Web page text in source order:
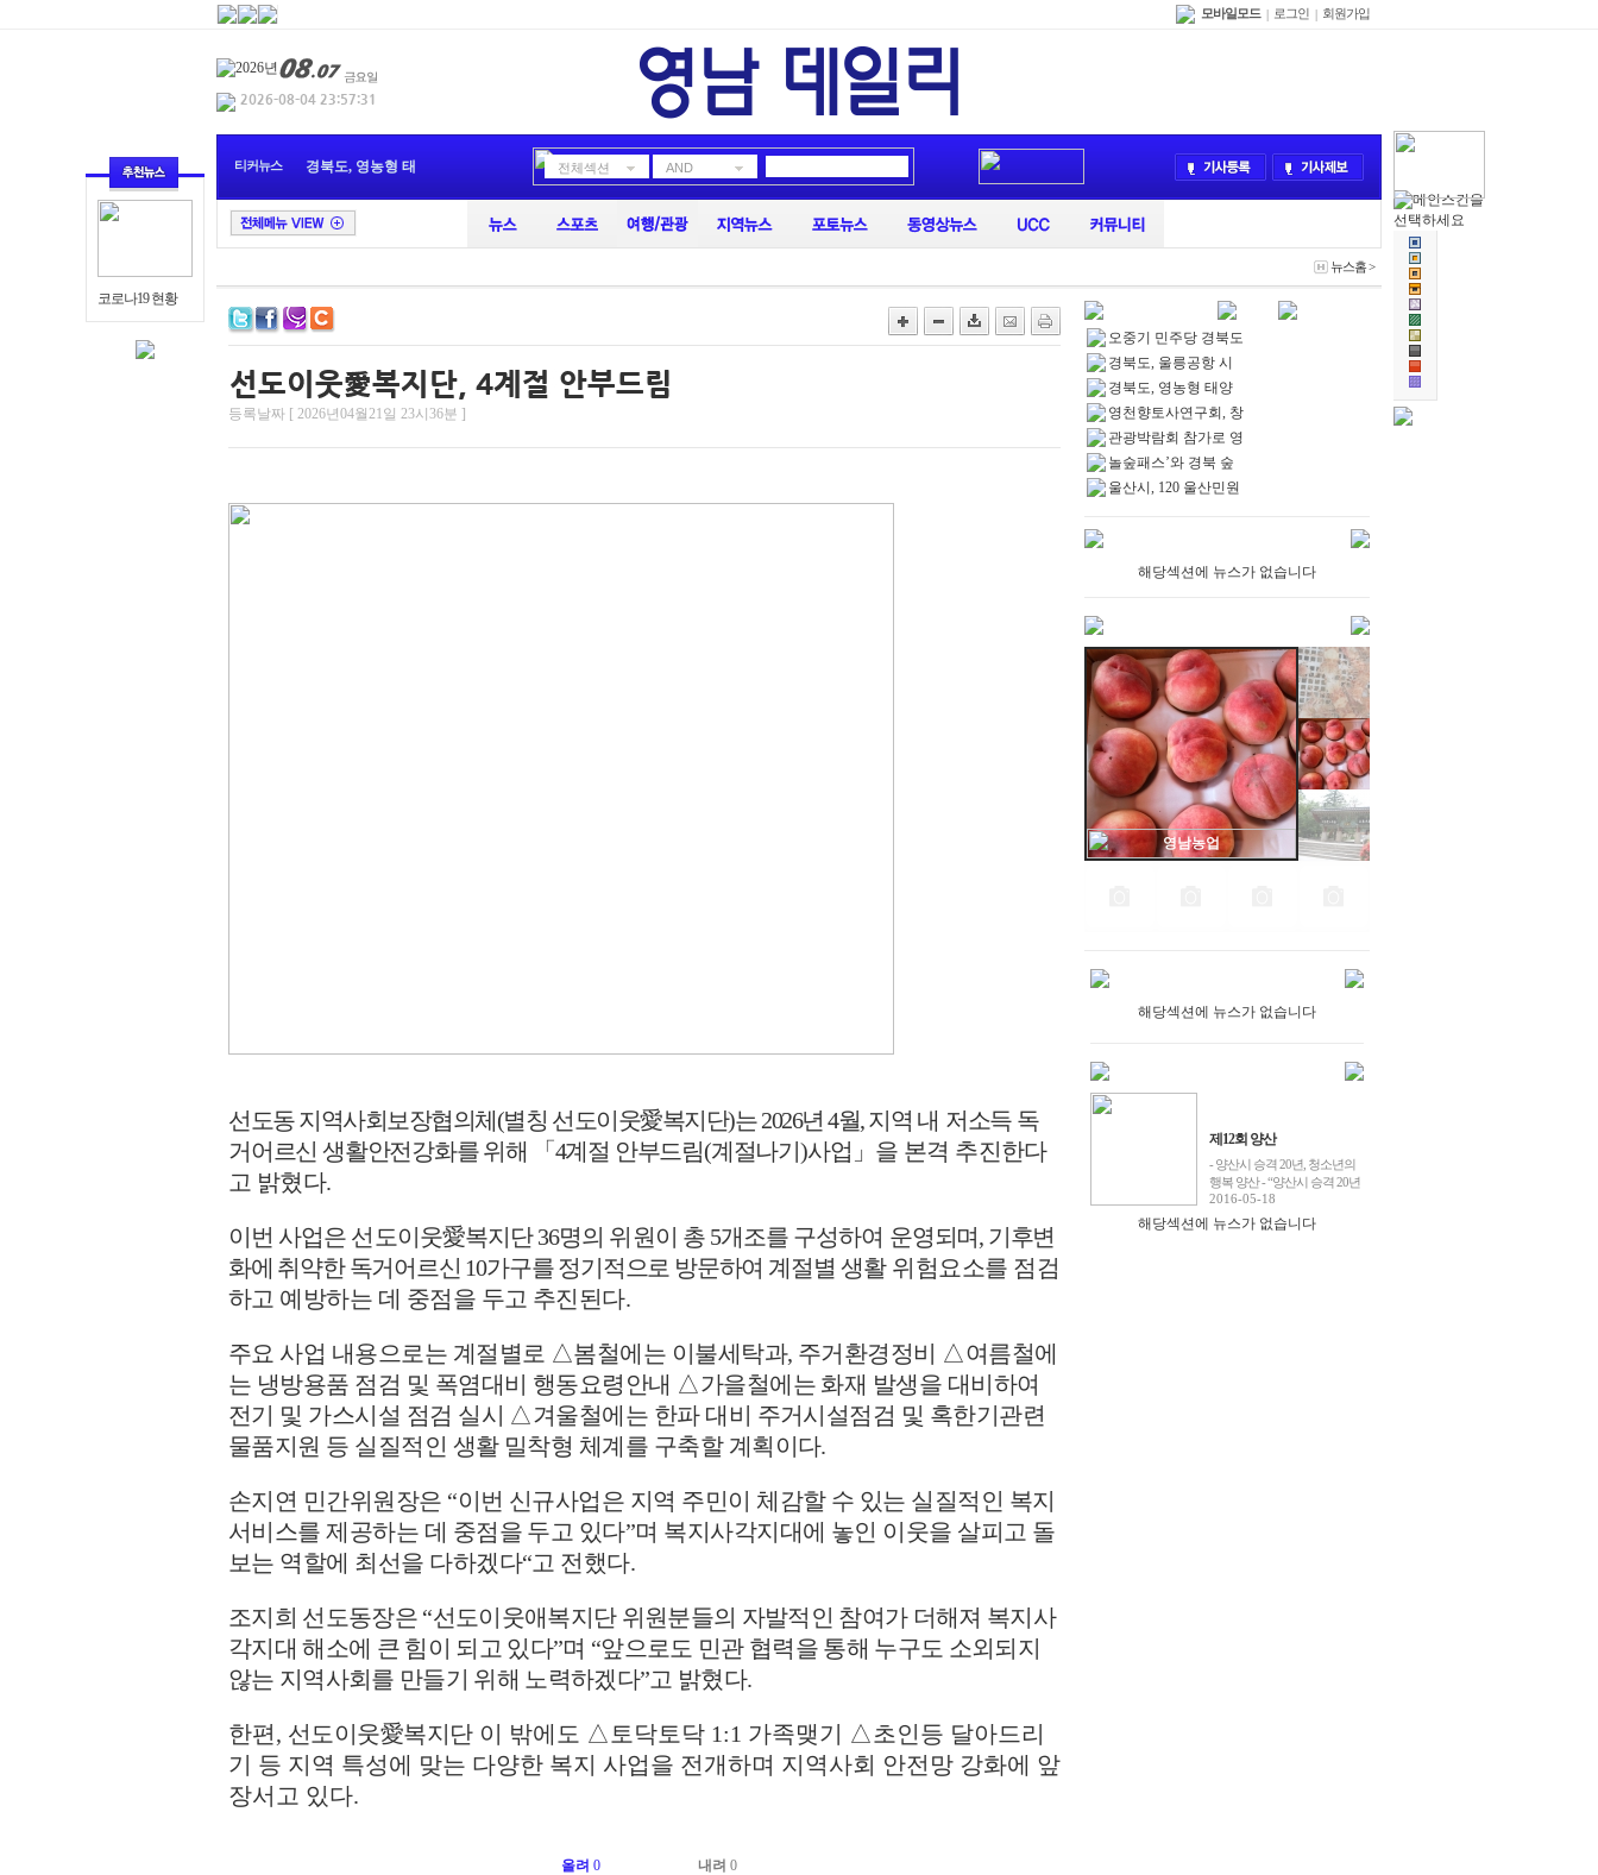
코로나19 현황
모바일모드 로그인 회원가입
티커뉴스
경북도, 영농형 태
관광박람회 참가로
놀숲패스’와 경북
경주시정보화농업
울산시, 2026년 공무
대구관광협회 2026
전체섹션 AND
뉴스홈>
등록날짜 [ 2026년04월21일 23시36분 ]
선도동 지역사회보장협의체 (별칭 선도이웃愛복지단)는2026년4월,지역 내 저소득 독
거어르신 생활안전강화를 위해
「 4계절 안부드림(계절나기)사업 」 을 본격 추진한다
고 밝혔다.
이번 사업은 선도이웃愛복지단36명의 위원이 총 5개조를 구성하여 운영되며, 기후변
화에 취약한 독거어르신 10가구를 정기적으로 방문하여 계절별 생활 위험요소를 점검
하고 예방하는 데 중점을 두고 추진된다.
주요 사업 내용으로는 계절별로 △봄철에는 이불세탁과, 주거환경정비 △여름철에
는 냉방용품 점검 및 폭염대비 행동요령안내 △가을철에는 화재 발생을 대비하여
전기 및 가스시설 점검 실시
△겨울철에는 한파 대비 주거시설점검 및 혹한기관련
물품지원 등 실질적인 생활 밀착형 체계를 구축할 계획이다.
손지연 민간위원장은 “이번 신규사업은 지역 주민이 체감할 수 있는 실질적인 복지
서비스를 제공하는 데 중점을 두고 있다”며 복지사각지대에 놓인 이웃을 살피고 돌
보는 역할에 최선을 다하겠다“고 전했다.
조지희 선도동장은 “선도이웃애복지단 위원분들의 자발적인 참여가 더해져 복지사
각지대 해소에 큰 힘이 되고 있다”며 “앞으로도 민관 협력을 통해 누구도 소외되지
않는 지역사회를 만들기 위해 노력하겠다”고 밝혔다.
한편, 선도이웃愛복지단 이 밖에도 △ 토닥토닥 1:1 가족맺기 △ 초인등 달아드리
기 등 지역 특성에 맞는 다양한 복지 사업을 전개하며 지역사회 안전망 강화에 앞
장서고 있다.
올려 0 내려 0
오중기 민주당 경북도
경북도, 울릉공항 시
경북도, 영농형 태양
영천향토사연구회, 창
관광박람회 참가로 영
놀숲패스’와 경북 숲
울산시, 120 울산민원
해당섹션에 뉴스가 없습니다
영남농업
해당섹션에 뉴스가 없습니다
제12회 양산
- 양산시 승격 20년, 청소년의
행복 양산 - “양산시 승격 20년
2016-05-18
해당섹션에 뉴스가 없습니다